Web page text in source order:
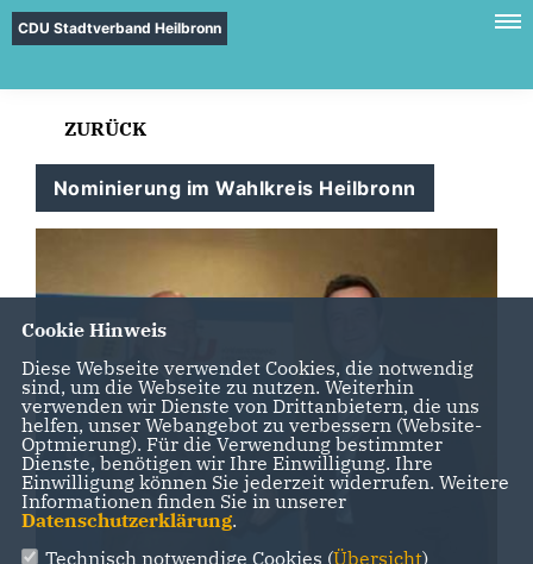
CDU Stadtverband Heilbronn
ZURÜCK
Nominierung im Wahlkreis Heilbronn
Cookie Hinweis
Diese Webseite verwendet Cookies, die notwendig
sind, um die Webseite zu nutzen. Weiterhin
verwenden wir Dienste von Drittanbietern, die uns
helfen, unser Webangebot zu verbessern (Website-
Optmierung). Für die Verwendung bestimmter
Dienste, benötigen wir Ihre Einwilligung. Ihre
Einwilligung können Sie jederzeit widerrufen. Weitere
Informationen finden Sie in unserer
Datenschutzerklärung.
Technisch notwendige Cookies (Übersicht)